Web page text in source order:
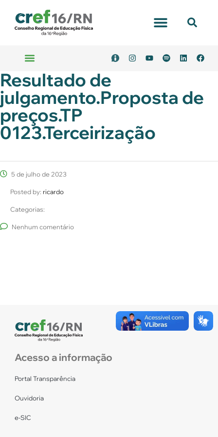
Resultado de
julgamento.Proposta de
preços.TP
0123.Terceirização
5 de julho de 2023
Posted by: ricardo
Categorias:
Nenhum comentário
Acesso a informação
Portal Transparência
Ouvidoria
e-SIC